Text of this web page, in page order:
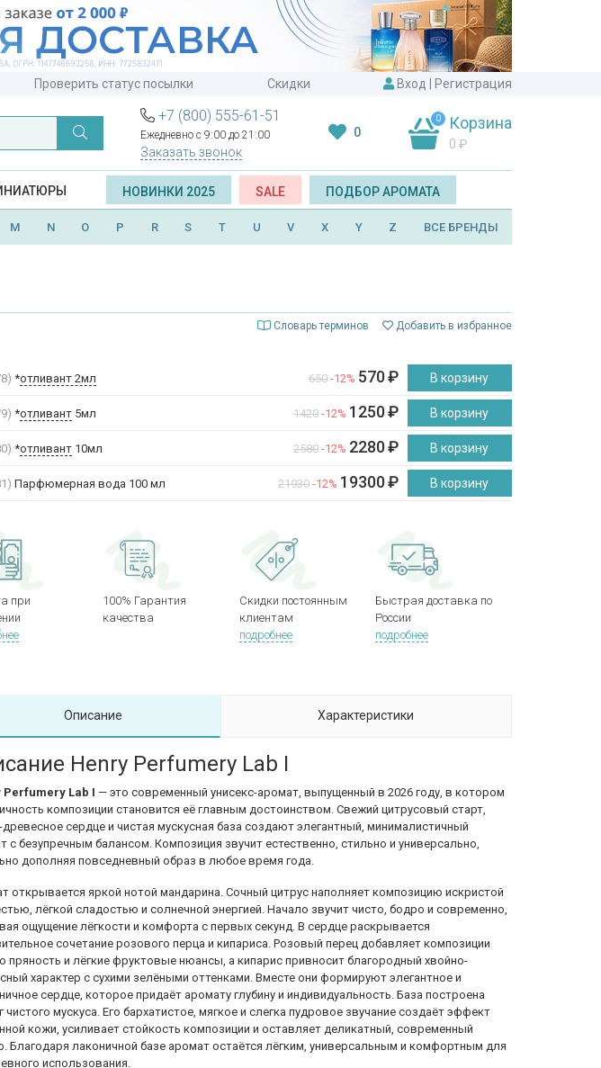
Проверить статус посылки Скидки Вход Регистрация
+7 (800) 555-61-51
Ежедневно с 9:00 до 21:00
Заказать звонок
0
0 Корзина
0 ₽
НОВИНКИ 2025 SALE ПОДБОР АРОМАТА
M N O P R S T U V X Y Z ВСЕ БРЕНДЫ
Словарь терминов
Добавить в избранное
*отливант 2мл 650 -12% 570₽ В корзину
*отливант 5мл 1420 -12% 1250₽ В корзину
*отливант 10мл 2580 -12% 2280₽ В корзину
Парфюмерная вода 100 мл 21930 -12% 19300₽ В корзину
при
100% Гарантия
качества
Скидки постоянным
клиентам
подробнее
Быстрая доставка по
России
подробнее
Описание Характеристики
Henry Perfumery Lab I
Perfumery Lab I — это современный унисекс-аромат, выпущенный в 2026 году, в котором
композиции становится её главным достоинством. Свежий цитрусовый старт,
сердце и чистая мускусная база создают элегантный, минималистичный
с безупречным балансом. Композиция звучит естественно, стильно и универсально,
дополняя повседневный образ в любое время года.
открывается яркой нотой мандарина. Сочный цитрус наполняет композицию искристой
лёгкой сладостью и солнечной энергией. Начало звучит чисто, бодро и современно,
ощущение лёгкости и комфорта с первых секунд. В сердце раскрывается
сочетание розового перца и кипариса. Розовый перец добавляет композиции
пряность и лёгкие фруктовые нюансы, а кипарис привносит благородный хвойно-
характер с сухими зелёными оттенками. Вместе они формируют элегантное и
сердце, которое придаёт аромату глубину и индивидуальность. База построена
чистого мускуса. Его бархатистое, мягкое и слегка пудровое звучание создаёт эффект
кожи, усиливает стойкость композиции и оставляет деликатный, современный
Благодаря лаконичной базе аромат остаётся лёгким, универсальным и комфортным для
использования.